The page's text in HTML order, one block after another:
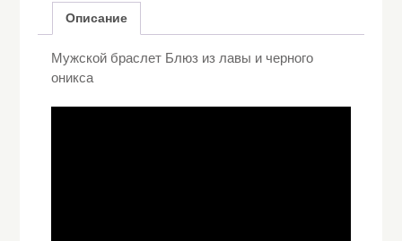
Описание
Мужской браслет Блюз из лавы и черного
оникса